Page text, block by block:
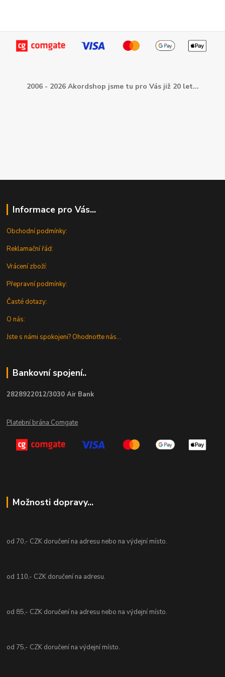
2006 - 2026 Akordshop jsme tu pro Vás již 20 let...
Informace pro Vás...
Obchodní podmínky:
Reklamační řád:
Vrácení zboží:
Přepravní podmínky:
Časté dotazy:
O nás:
Jste s námi spokojeni? Ohodnoťte nás...
Bankovní spojení..
2828922012/3030 Air Bank
Platební brána Comgate
Možnosti dopravy...
od 70,- CZK doručení na adresu nebo na výdejní místo.
od 110,- CZK doručení na adresu.
od 85,- CZK doručení na adresu nebo na výdejní místo.
od 75,- CZK doručení na výdejní místo.